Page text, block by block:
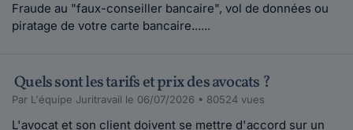
Fraude au "faux-conseiller bancaire", vol de données ou
piratage de votre carte bancaire......
Quels sont les tarifs et prix des avocats ?
Par L'équipe Juritravail le 06/07/2026 • 80524 vues
L'avocat et son client doivent se mettre d'accord sur un